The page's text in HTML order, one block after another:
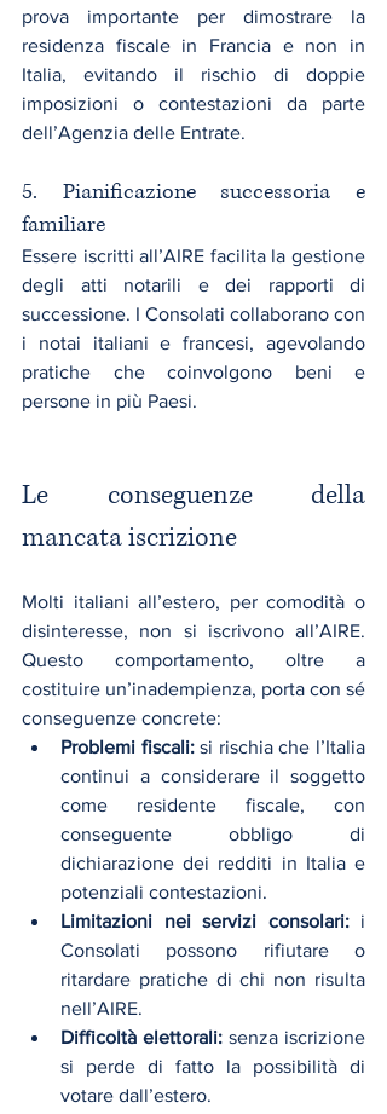
prova importante per dimostrare la
residenza fiscale in Francia e non in
Italia, evitando il rischio di doppie
imposizioni o contestazioni da parte
dell’Agenzia delle Entrate.
5. Pianificazione successoria e
familiare
Essere iscritti all’AIRE facilita la gestione
degli atti notarili e dei rapporti di
successione. I Consolati collaborano con
i notai italiani e francesi, agevolando
pratiche che coinvolgono beni e
persone in più Paesi.
Le conseguenze della
mancata iscrizione
Molti italiani all’estero, per comodità o
disinteresse, non si iscrivono all’AIRE.
Questo comportamento, oltre a
costituire un’inadempienza, porta con sé
conseguenze concrete:
Problemi fiscali: si rischia che l’Italia
continui a considerare il soggetto
come residente fiscale, con
conseguente obbligo di
dichiarazione dei redditi in Italia e
potenziali contestazioni.
Limitazioni nei servizi consolari: i
Consolati possono rifiutare o
ritardare pratiche di chi non risulta
nell’AIRE.
Difficoltà elettorali: senza iscrizione
si perde di fatto la possibilità di
votare dall’estero.